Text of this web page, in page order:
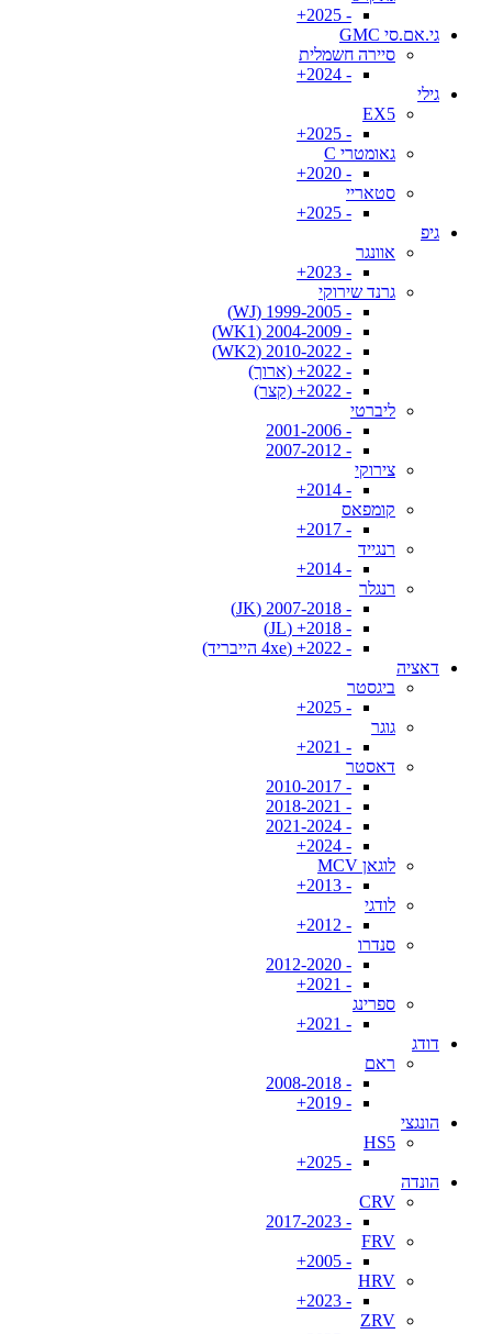
- 2025+
גי.אם.סי GMC
סיירה חשמלית
- 2024+
גילי
EX5
- 2025+
גאומטרי C
- 2020+
סטאריי
- 2025+
גיפ
אוונגר
- 2023+
גרנד שירוקי
- 1999-2005 (WJ)
- 2004-2009 (WK1)
- 2010-2022 (WK2)
- 2022+ (ארוך)
- 2022+ (קצר)
ליברטי
- 2001-2006
- 2007-2012
צירוקי
- 2014+
קומפאס
- 2017+
רנגייד
- 2014+
רנגלר
- 2007-2018 (JK)
- 2018+ (JL)
- 2022+ (4xe הייבריד)
דאציה
ביגסטר
- 2025+
גוגר
- 2021+
דאסטר
- 2010-2017
- 2018-2021
- 2021-2024
- 2024+
לוגאן MCV
- 2013+
לודגי
- 2012+
סנדרו
- 2012-2020
- 2021+
ספרינג
- 2021+
דודג
ראם
- 2008-2018
- 2019+
הונגצי
HS5
- 2025+
הונדה
CRV
- 2017-2023
FRV
- 2005+
HRV
- 2023+
ZRV